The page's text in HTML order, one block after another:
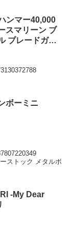
ンマー40,000
スマリーン ブ
ブレードガー
ボーミニ
ストック メタルボ
-My Dear